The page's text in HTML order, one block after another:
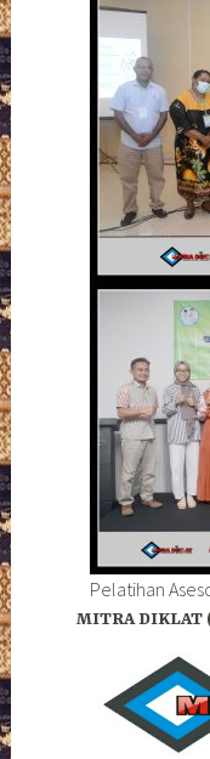
Pelatihan
MITRA